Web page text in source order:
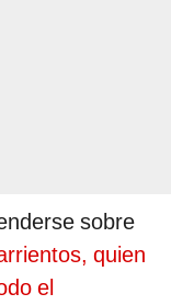
sobre
quien
el